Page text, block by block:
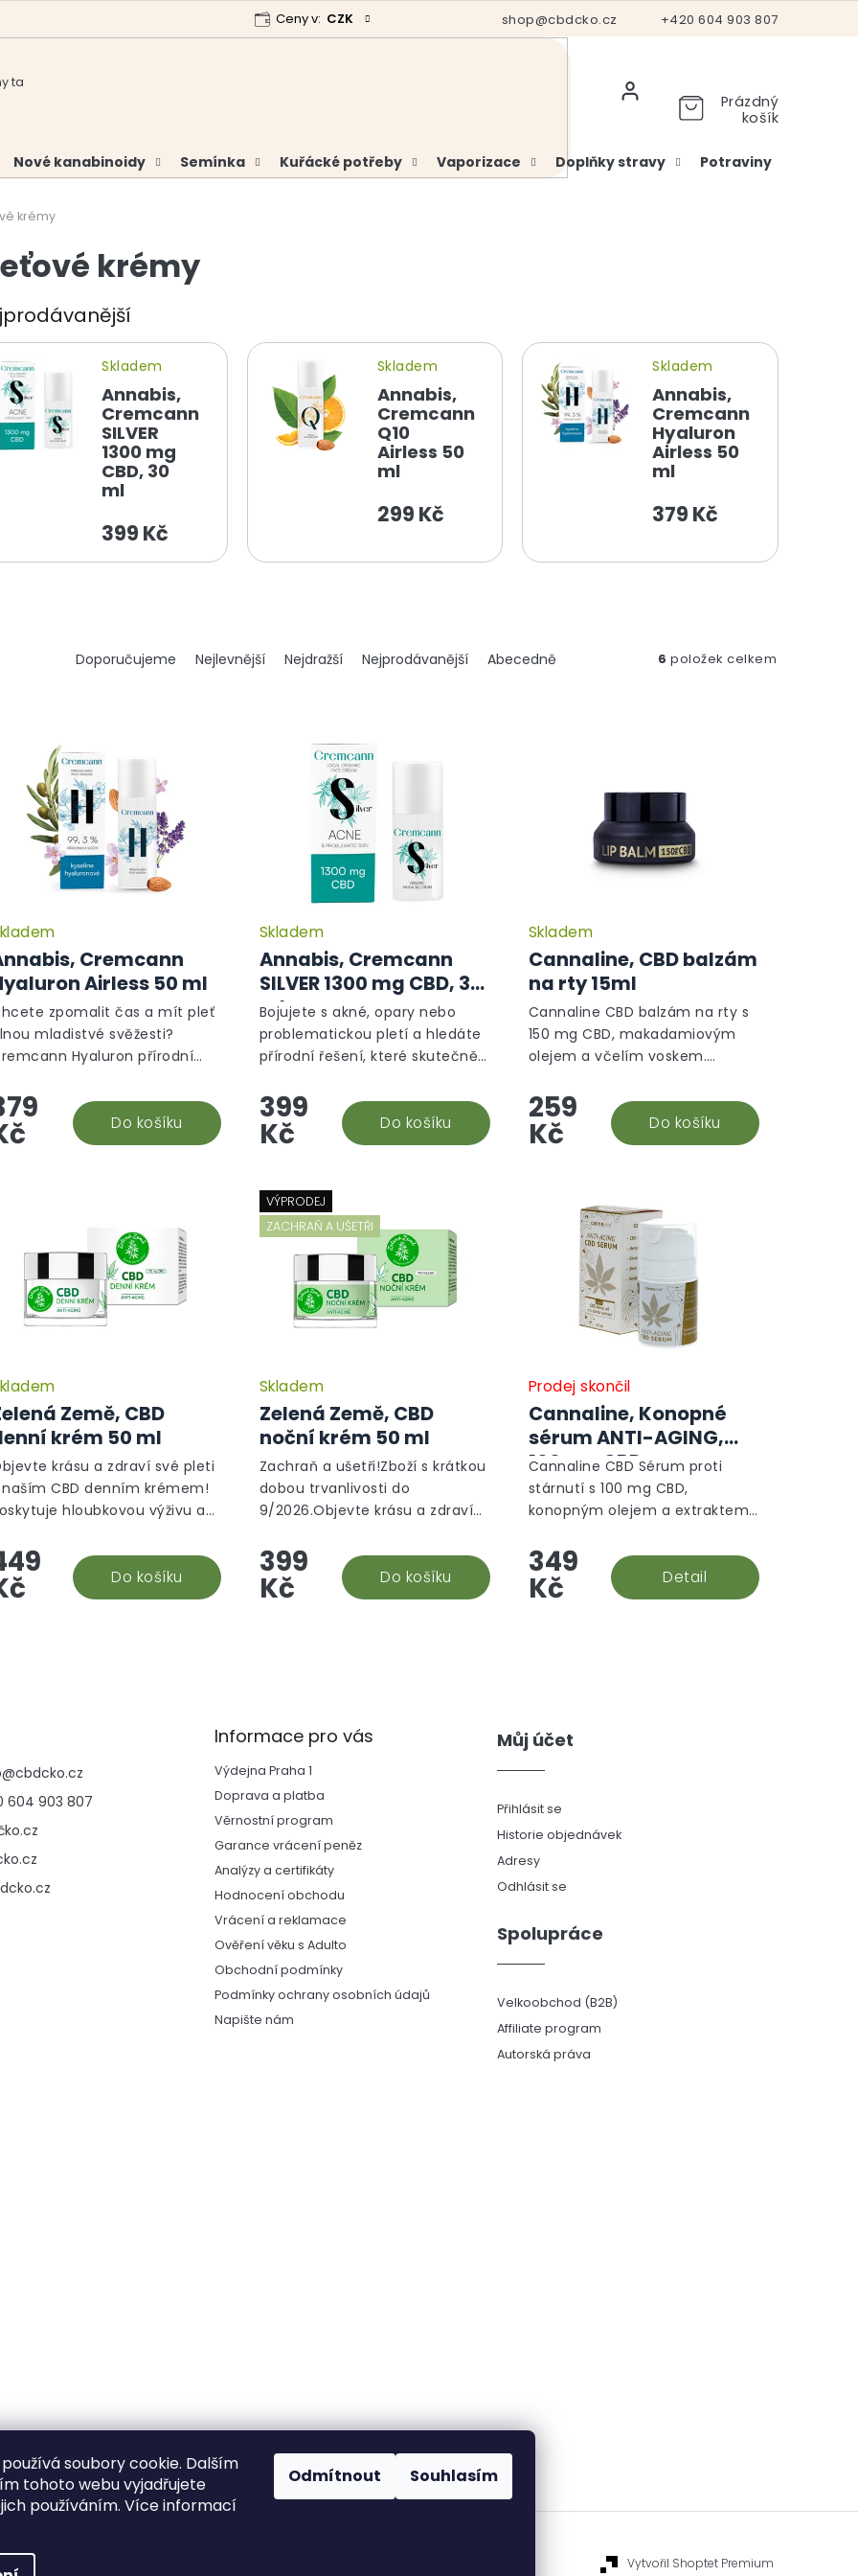
soubory cookie. Dalším
tohoto webu vyjadřujete
používáním. Více informací
Odmítnout Souhlasím
+420 604 903 807
shop@cbdcko.cz
Analýzy a certifikáty Hodnocení obchodu Vrácení a reklamace
Ceny v: CZK
Prázdný
košík
Nové kanabinoidy Semínka Kuřácké potřeby Vaporizace Doplňky stravy Potraviny
krémy
krémy
Annabis,
Cremcann
SILVER
1300 mg
CBD, 30
ml
Skladem
399 Kč
Annabis,
Cremcann
Q10
Airless 50
ml
Skladem
299 Kč
Annabis,
Cremcann
Hyaluron
Airless 50
ml
Skladem
379 Kč
Ř
a
í
p
r
o
d
u
k
Doporučujeme Nejlevnější Nejdražší Nejprodávanější Abecedně 6 položek celkem
Cremcann
Airless 50 ml
Do košíku
zpomalit čas a mít pleť
mladistvé svěžesti?
Hyaluron přírodní
je váš každodenní
v boji s
Annabis, Cremcann
SILVER 1300 mg CBD, 30
ml
Skladem
399
Kč Do košíku
Bojujete s akné, opary nebo
problematickou pletí a hledáte
přírodní řešení, které skutečně
Annabis s 1 300 mg CBD a
citrátem stříbra vám přinese...
Cannaline, CBD balzám
na rty 15ml
Skladem
259
Kč Do košíku
Cannaline CBD balzám na rty s
150 mg CBD, makadamiovým
olejem a včelím voskem.
popraskáním a podporuje
regeneraci pokožky rtů. Skvělé
každodenní...
Země, CBD
krém 50 ml
Do košíku
krásu a zdraví své pleti
CBD denním krémem!
hloubkovou výživu a
a zanechává pleť
a svěží.
VÝPRODEJ
ZACHRAŇ A UŠETŘI
Zelená Země, CBD
noční krém 50 ml
Skladem
399
Kč Do košíku
Zachraň a ušetři!Zboží s krátkou
dobou trvanlivosti do
9/2026.Objevte krásu a zdraví
krémem! Poskytuje hloubkovou
výživu a regeneraci, chrání
před...
Cannaline, Konopné
sérum ANTI-AGING,
100 mg CBD
Prodej skončil
349
Kč Detail
Cannaline CBD Sérum proti
stárnutí s 100 mg CBD,
konopným olejem a extraktem
stárnutí pleti. Podporuje
hydrataci, pružnost a
regeneraci, pomáhá...
@cbdcko.cz
604 903 807
Informace pro vás
Výdejna Praha 1
Doprava a platba
Věrnostní program
Garance vrácení peněz
Analýzy a certifikáty
Hodnocení obchodu
Vrácení a reklamace
Ověření věku s Adulto
Obchodní podmínky
Podmínky ochrany osobních údajů
Napište nám
Můj účet
Přihlásit se
Historie objednávek
Adresy
Odhlásit se
Spolupráce
Velkoobchod (B2B)
Affiliate program
Autorská práva
Vytvořil Shoptet Premium